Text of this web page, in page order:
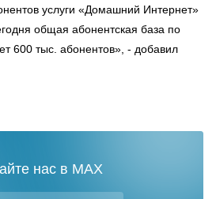
услуги «Домашний Интернет»
общая абонентская база по
600 тыс. абонентов», - добавил
нас в MAX